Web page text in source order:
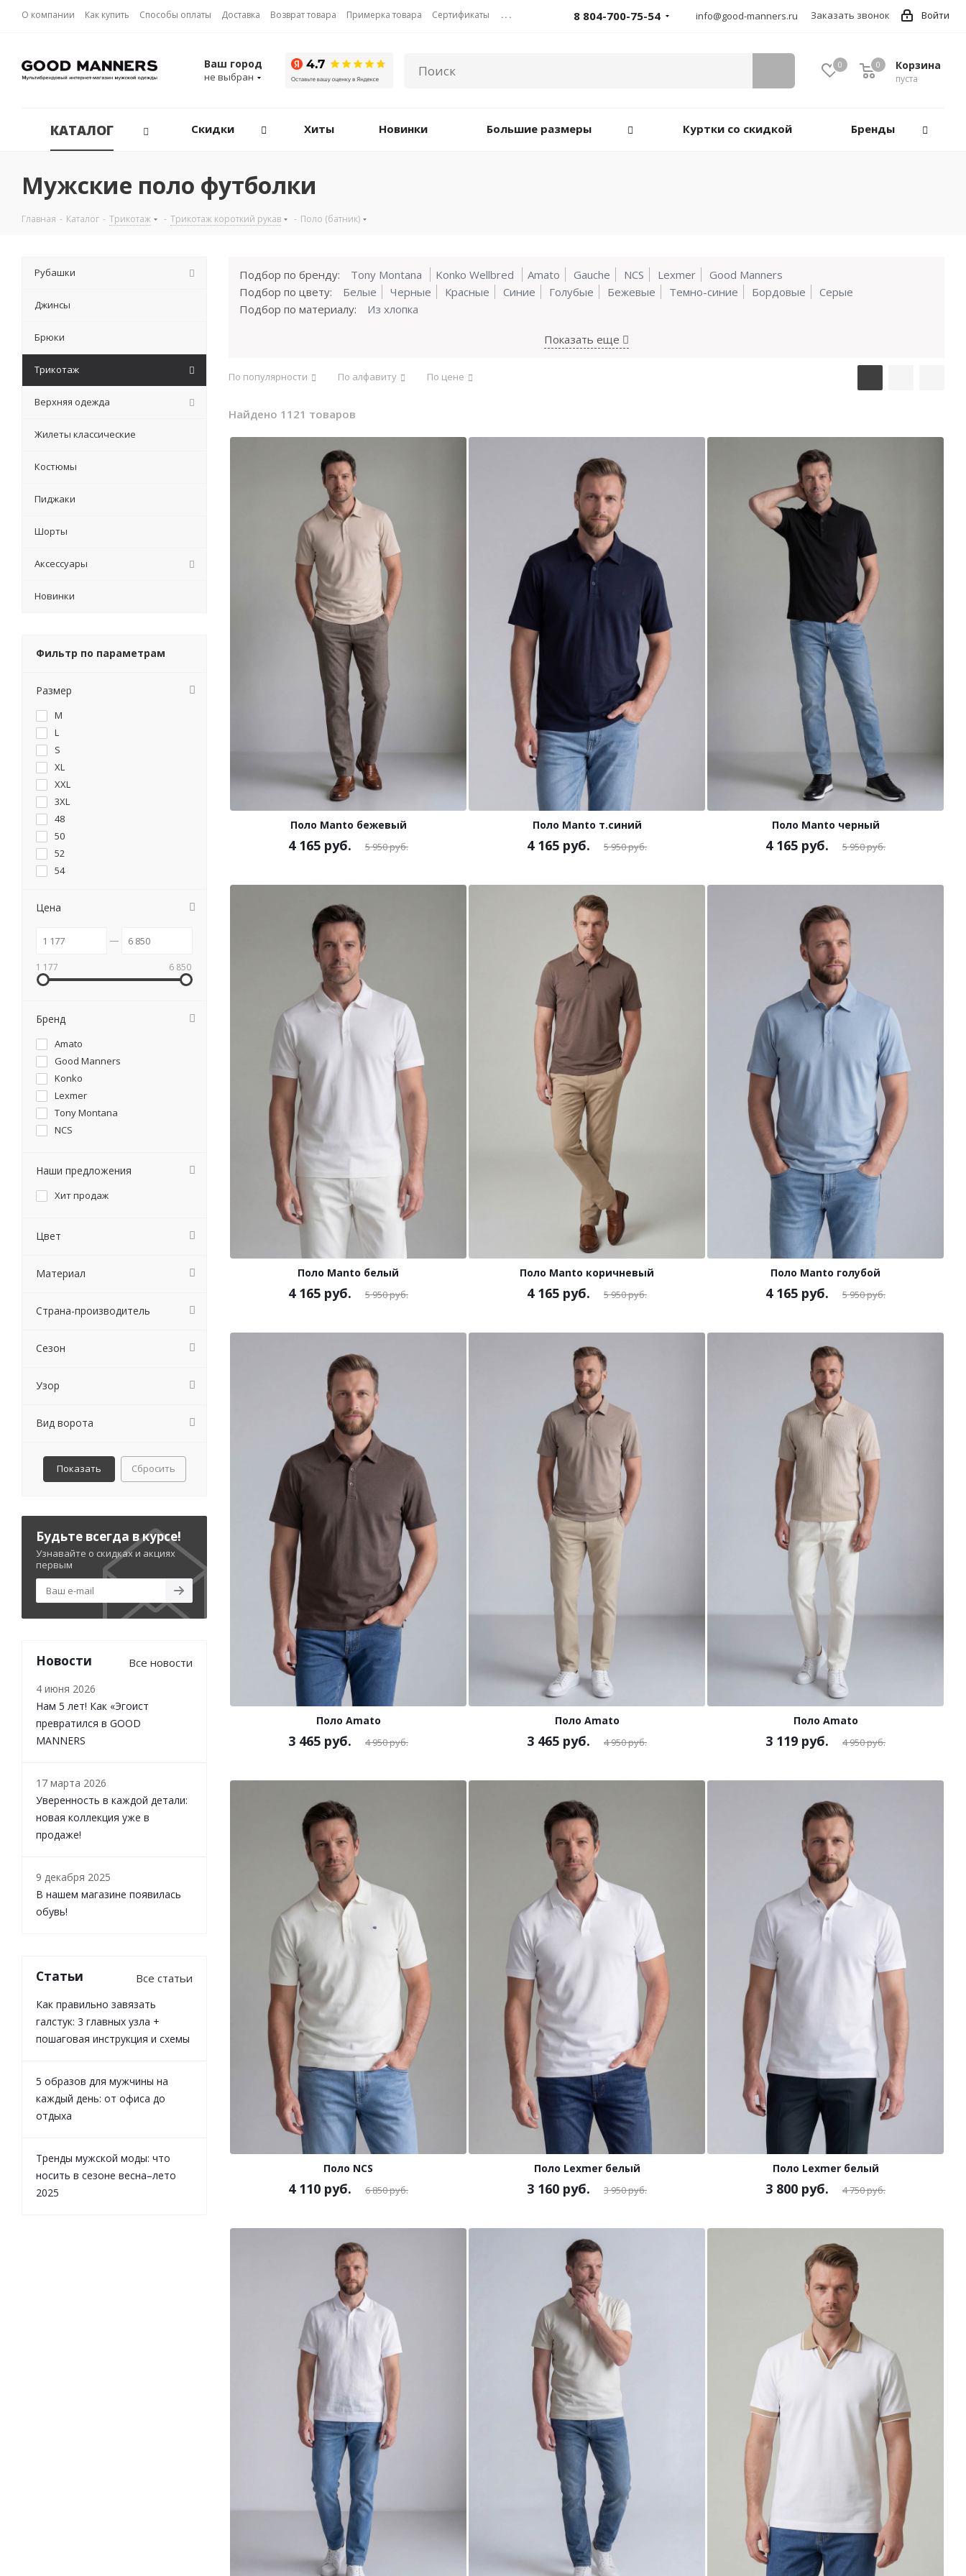
О компании Как купить Способы оплаты Доставка Возврат товара Примерка товара Сертификаты ... Войти
8 804-700-75-54 info@good-manners.ru Заказать звонок
Ваш город
не выбран
0 Корзина
пуста
0
КАТАЛОГ Скидки Хиты Новинки Большие размеры Куртки со скидкой Бренды
Мужские поло футболки
Главная - Каталог - Трикотаж - Трикотаж короткий рукав - Поло (батник)
Подбор по бренду: Tony Montana Konko Wellbred Amato Gauche NCS Lexmer
Good Manners
Подбор по цвету:
Белые Черные Красные Синие Голубые Бежевые Темно-синие Бордовые
Серые
Подбор по материалу:
Из хлопка
Показать еще
По популярности По алфавиту По цене
Найдено 1121 товаров
Поло Manto бежевый
4 165 руб. 5 950руб.
Поло Manto т.синий
4 165 руб. 5 950руб.
Поло Manto черный
4 165 руб. 5 950руб.
Поло Manto белый
4 165 руб. 5 950руб.
Поло Manto коричневый
4 165 руб. 5 950руб.
Поло Manto голубой
4 165 руб. 5 950руб.
Поло Amato
3 465 руб. 4 950руб.
Поло Amato
3 465 руб. 4 950руб.
Поло Amato
3 119 руб. 4 950руб.
Поло NCS
4 110 руб. 6 850руб.
Поло Lexmer белый
3 160 руб. 3 950руб.
Поло Lexmer белый
3 800 руб. 4 750руб.
Рубашки
Джинсы
Брюки
Трикотаж
Верхняя одежда
Жилеты классические
Костюмы
Пиджаки
Шорты
Аксессуары
Новинки
Фильтр по параметрам
Размер
M
L
S
XL
XXL
3XL
48
50
52
54
58
5XL
6XL
Цена
1 177 6 850
Бренд
Amato
Good Manners
Konko
Lexmer
Tony Montana
NCS
Наши предложения
Хит продаж
Цвет
Материал
Страна-производитель
Сезон
Узор
Вид ворота
Сбросить
Будьте всегда в курсе!
Узнавайте о скидках и акциях
первым
Новости Все новости
4 июня 2026
Нам 5 лет! Как «Эгоист
превратился в GOOD
MANNERS
17 марта 2026
Уверенность в каждой детали:
новая коллекция уже в
продаже!
9 декабря 2025
В нашем магазине появилась
обувь!
Статьи Все статьи
Как правильно завязать
галстук: 3 главных узла +
пошаговая инструкция и схемы
5 образов для мужчины на
каждый день: от офиса до
отдыха
Тренды мужской моды: что
носить в сезоне весна–лето
2025